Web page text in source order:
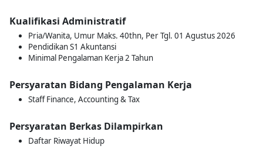
Kualifikasi Administratif
Pria/Wanita, Umur Maks. 40thn, Per Tgl. 01 Agustus 2026
Pendidikan S1 Akuntansi
Minimal Pengalaman Kerja 2 Tahun
Persyaratan Bidang Pengalaman Kerja
Staff Finance, Accounting & Tax
Persyaratan Berkas Dilampirkan
Daftar Riwayat Hidup